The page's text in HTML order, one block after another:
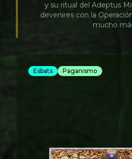
y su ritual del Adeptus
devenires con la
mucho
Esbats Paganismo